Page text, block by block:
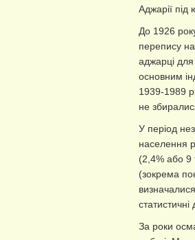
Аджарії під
До 1926
перепису
аджарці
основним
1939-1989
не
У період
населення
(2,4% або 9
(зокрема
статистичні
За роки